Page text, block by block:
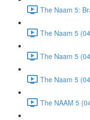
The Naam 5:
The Naam 5
The Naam 5
The Naam 5
The NAAM 5